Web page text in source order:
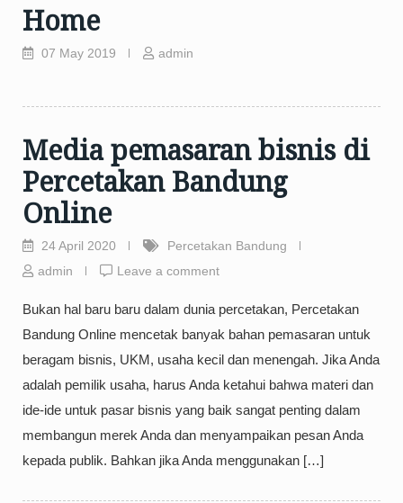
Home
07 May 2019 admin
Media pemasaran bisnis di
Percetakan Bandung
Online
24 April 2020
Percetakan Bandung
admin
Leave a comment
Bukan hal baru baru dalam dunia percetakan, Percetakan
Bandung Online mencetak banyak bahan pemasaran untuk
beragam bisnis, UKM, usaha kecil dan menengah. Jika Anda
adalah pemilik usaha, harus Anda ketahui bahwa materi dan
ide-ide untuk pasar bisnis yang baik sangat penting dalam
membangun merek Anda dan menyampaikan pesan Anda
kepada publik. Bahkan jika Anda menggunakan […]